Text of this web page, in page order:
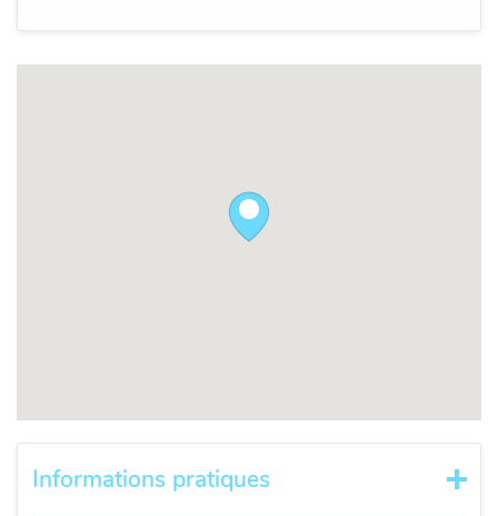
Informations pratiques